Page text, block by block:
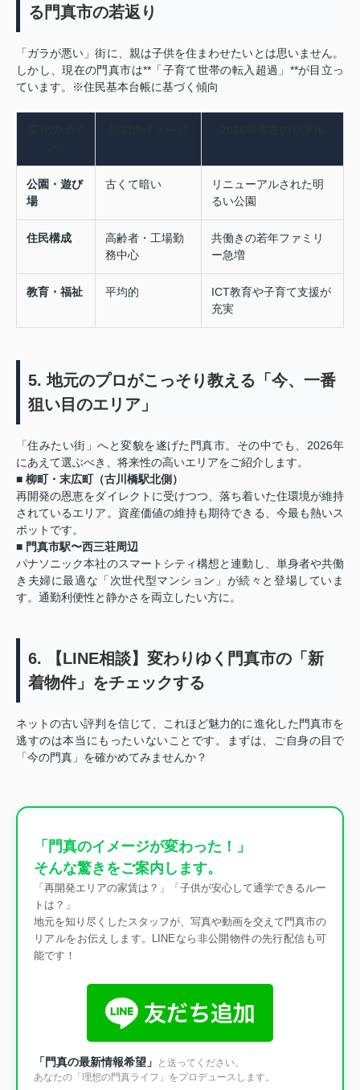
る門真市の若返り
「ガラが悪い」街に、親は子供を住まわせたいとは思いません。
しかし、現在の門真市は**「子育て世帯の転入超過」**が目立っ
ています。※住民基本台帳に基づく傾向
公園・遊び
場
古くて暗い
リニューアルされた明
るい公園
住民構成
高齢者・工場勤
務中心
共働きの若年ファミリ
ー急増
教育・福祉 平均的
ICT教育や子育て支援が
充実
5. 地元のプロがこっそり教える「今、一番
狙い目のエリア」
「住みたい街」へと変貌を遂げた門真市。その中でも、2026年
にあえて選ぶべき、将来性の高いエリアをご紹介します。
■ 柳町・末広町（古川橋駅北側）
再開発の恩恵をダイレクトに受けつつ、落ち着いた住環境が維持
されているエリア。資産価値の維持も期待できる、今最も熱いス
ポットです。
■ 門真市駅〜西三荘周辺
パナソニック本社のスマートシティ構想と連動し、単身者や共働
き夫婦に最適な「次世代型マンション」が続々と登場していま
す。通勤利便性と静かさを両立したい方に。
6. 【LINE相談】変わりゆく門真市の「新
着物件」をチェックする
ネットの古い評判を信じて、これほど魅力的に進化した門真市を
逃すのは本当にもったいないことです。まずは、ご自身の目で
「今の門真」を確かめてみませんか？
「門真のイメージが変わった！」
そんな驚きをご案内します。
「再開発エリアの家賃は？」「子供が安心して通学できるルー
トは？」
地元を知り尽くしたスタッフが、写真や動画を交えて門真市の
リアルをお伝えします。LINEなら非公開物件の先行配信も可
能です！
「門真の最新情報希望」
と送ってください。
あなたの「理想の門真ライフ」をプロデュースします。